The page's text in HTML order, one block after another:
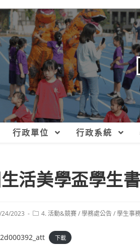
行政單位 行政系統
生活美學盃學生
2023
Post4. 活動&競賽/學務處公告/學生事
下載